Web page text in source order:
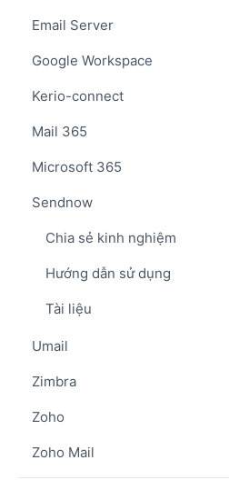
Email Server
Google Workspace
Kerio-connect
Mail 365
Microsoft 365
Sendnow
Chia sẻ kinh nghiệm
Hướng dẫn sử dụng
Tài liệu
Umail
Zimbra
Zoho
Zoho Mail